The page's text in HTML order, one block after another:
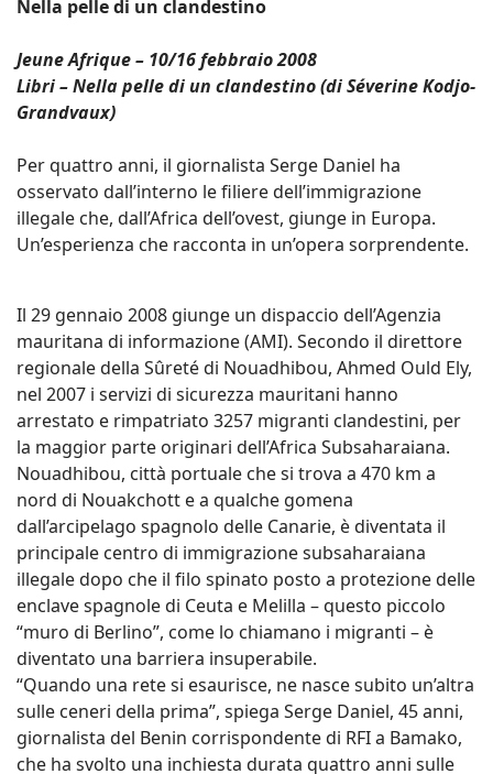
Nella pelle di un clandestino
Jeune Afrique – 10/16 febbraio 2008
Libri – Nella pelle di un clandestino (di Séverine Kodjo-
Grandvaux)
Per quattro anni, il giornalista Serge Daniel ha
osservato dall’interno le filiere dell’immigrazione
illegale che, dall’Africa dell’ovest, giunge in Europa.
Un’esperienza che racconta in un’opera sorprendente.
Il 29 gennaio 2008 giunge un dispaccio dell’Agenzia
mauritana di informazione (AMI). Secondo il direttore
regionale della Sûreté di Nouadhibou, Ahmed Ould Ely,
nel 2007 i servizi di sicurezza mauritani hanno
arrestato e rimpatriato 3257 migranti clandestini, per
la maggior parte originari dell’Africa Subsaharaiana.
Nouadhibou, città portuale che si trova a 470 km a
nord di Nouakchott e a qualche gomena
dall’arcipelago spagnolo delle Canarie, è diventata il
principale centro di immigrazione subsaharaiana
illegale dopo che il filo spinato posto a protezione delle
enclave spagnole di Ceuta e Melilla – questo piccolo
“muro di Berlino”, come lo chiamano i migranti – è
diventato una barriera insuperabile.
“Quando una rete si esaurisce, ne nasce subito un’altra
sulle ceneri della prima”, spiega Serge Daniel, 45 anni,
giornalista del Benin corrispondente di RFI a Bamako,
che ha svolto una inchiesta durata quattro anni sulle